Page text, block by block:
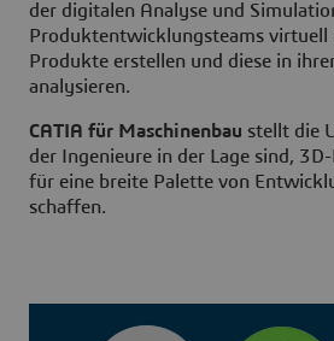
der digitalen Analyse und
Produktentwicklungsteams virtuell
Produkte erstellen und diese in
analysieren.
CATIA für Maschinenbau stellt die
der Ingenieure in der Lage sind,
für eine breite Palette von
schaffen.